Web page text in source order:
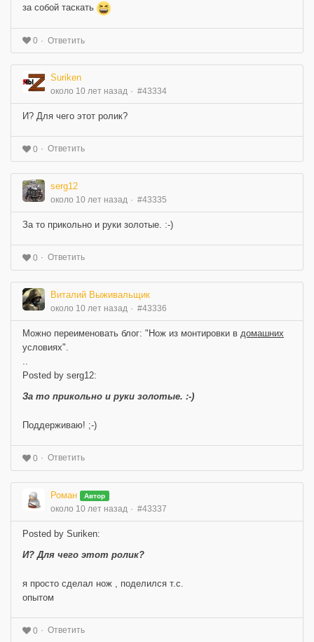
за собой таскать
0 Ответить
Suriken
около 10 лет назад #43334
И? Для чего этот ролик?
0 Ответить
serg12
около 10 лет назад #43335
За то прикольно и руки золотые. :-)
0 Ответить
Виталий Выживальщик
около 10 лет назад #43336
Можно переименовать блог: "Нож из монтировки в домашних
условиях".
..
Posted by serg12:
За то прикольно и руки золотые. :-)
Поддерживаю! ;-)
0 Ответить
Роман Автор
около 10 лет назад #43337
Posted by Suriken:
И? Для чего этот ролик?
я просто сделал нож , поделился т.с.
опытом
0 Ответить